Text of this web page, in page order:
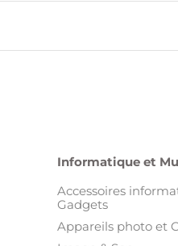
Informatique et
Accessoires
Gadgets
Appareils photo et